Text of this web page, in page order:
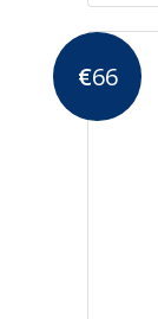
€66